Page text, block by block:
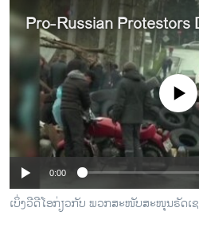
ເອເຊຍ
ອິດສະຫຼະພາບດ້ານການຂ່າວ
ຊີວິດຊາວລາວ
ຊຸມຊົນຊາວລາວ
ວິທະຍາສາດ-ເທັກໂນໂລຈີ
ທຸລະກິດ
ພາສາອັງກິດ
No media source
0:00
ເບິ່ງວີດີໂອກ່ຽວກັບ ພວກສະໜັບສະໜຸນຣັດເ